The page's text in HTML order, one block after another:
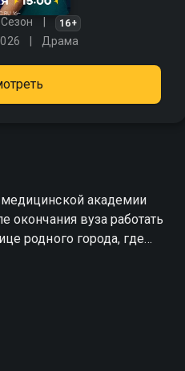
16+
Драма
академии
окончания вуза работать
родного города, где
хирург Андрей
даром видеть
— нейрологического
после пережитой в
способности хоть и